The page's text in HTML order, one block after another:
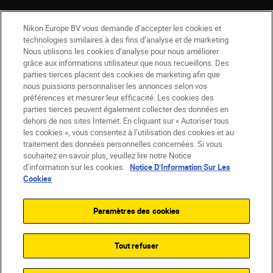
CH Nikon Sites
Contactez-nous
Avis de confidentialité
Conditions d’utilisation
CVG de la boutique Nikon Store
Notice d’information sur les cookies
Accessibilité
Paramètres des cookies
Nikon Europe BV vous demande d’accepter les cookies et
technologies similaires à des fins d’analyse et de marketing.
Nous utilisons les cookies d’analyse pour nous améliorer
grâce aux informations utilisateur que nous recueillons. Des
parties tierces placent des cookies de marketing afin que
nous puissions personnaliser les annonces selon vos
préférences et mesurer leur efficacité. Les cookies des
parties tierces peuvent également collecter des données en
dehors de nos sites Internet. En cliquant sur « Autoriser tous
les cookies », vous consentez à l’utilisation des cookies et au
traitement des données personnelles concernées. Si vous
souhaitez en savoir plus, veuillez lire notre Notice
d’information sur les cookies. Notice D’Information Sur Les
Cookies
Paramètres des cookies
Tout refuser